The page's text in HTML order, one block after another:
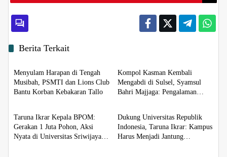
Berita Terkait
Daerah
Menyulam Harapan di Tengah
Musibah, PSMTI dan Lions Club
Bantu Korban Kebakaran Tallo
Kompol Kasman Kembali
Mengabdi di Sulsel, Syamsul
Bahri Majjaga: Pengalaman
Daerah
Taruna Ikrar Kepala BPOM:
Gerakan 1 Juta Pohon, Aksi
Nyata di Universitas Sriwijaya
Daerah
Dukung Universitas Republik
Indonesia, Taruna Ikrar: Kampus
Harus Menjadi Jantung
Daerah Daerah